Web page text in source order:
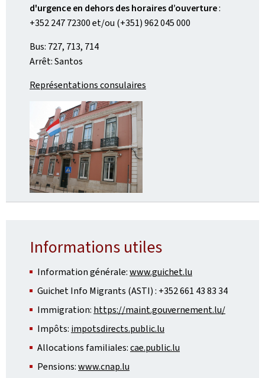
d'urgence en dehors des horaires d’ouverture:
+352 247 72300 et/ou (+351) 962 045 000
Bus: 727, 713, 714
Arrêt: Santos
Représentations consulaires
Informations utiles
Information générale:www.guichet.lu
Guichet Info Migrants (ASTI) : +352 661 43 83 34
Immigration: https://maint.gouvernement.lu/
Impôts: impotsdirects.public.lu
Allocations familiales:cae.public.lu
Pensions:www.cnap.lu